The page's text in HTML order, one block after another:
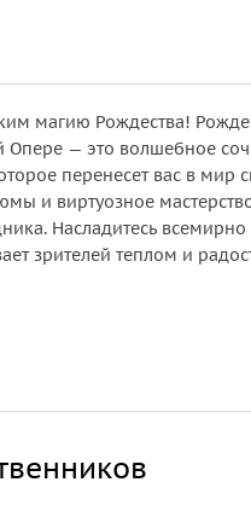
магию Рождества!
Опере — это волшебное
перенесет вас в мир
и виртуозное
Насладитесь
зрителей теплом и